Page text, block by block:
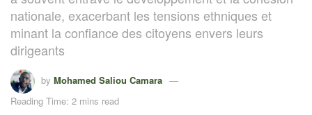
nationale, exacerbant les tensions ethniques et
minant la confiance des citoyens envers leurs
dirigeants
by Mohamed Saliou Camara
Reading Time: 2 mins read